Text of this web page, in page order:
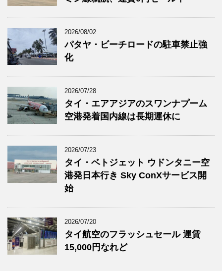
2026/08/02
パタヤ・ビーチロードの駐車禁止強
化
2026/07/28
タイ・エアアジアのスワンナプーム
空港発着国内線は長期運休に
2026/07/23
タイ・ベトジェット ウドンタニー空
港発日本行き Sky ConXサービス開
始
2026/07/20
タイ航空のフラッシュセール 運賃
15,000円なれど